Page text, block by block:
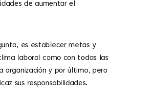
de aumentar el
es establecer metas y
laboral como con todas las
organización y por último, pero
sus responsabilidades.